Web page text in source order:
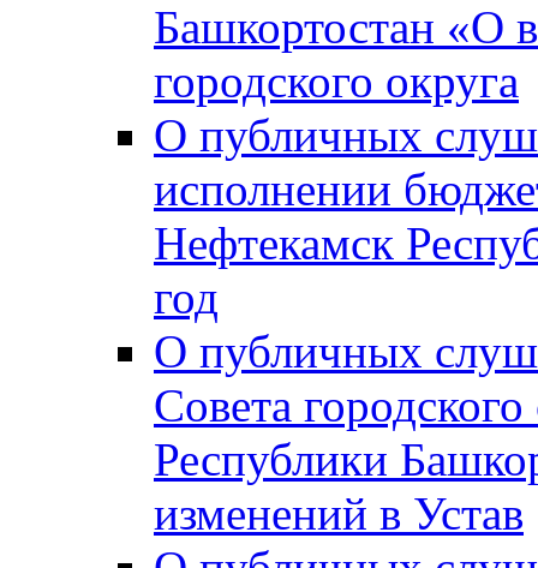
Башкортостан «О
городского округа
О публичных
исполнении
Нефтекамск
год
О публичных
Совета
Республики
изменений в Устав